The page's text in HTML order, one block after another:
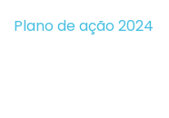
Plano de ação 2024